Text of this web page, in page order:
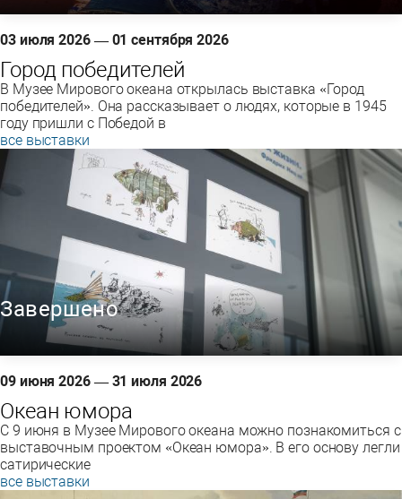
03 июля 2026 — 01 сентября 2026
Город победителей
В Музее Мирового океана открылась выставка «Город
победителей». Она рассказывает о людях, которые в 1945
году пришли с Победой в
все выставки
09 июня 2026 — 31 июля 2026
Завершено
Океан юмора
С 9 июня в Музее Мирового океана можно познакомиться с
выставочным проектом «Океан юмора». В его основу легли
сатирические
все выставки